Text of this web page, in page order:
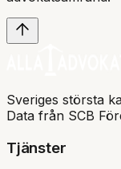
Sveriges största
Data från SCB
Tjänster